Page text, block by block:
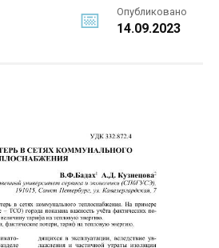
Опубликовано
14.09.2023